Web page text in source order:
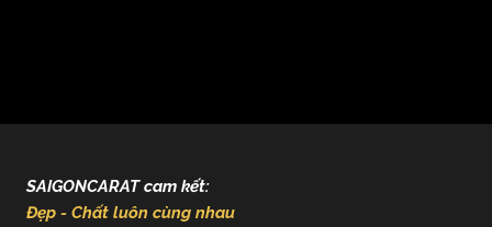
SAIGONCARAT cam kết:
Đẹp - Chất luôn cùng nhau